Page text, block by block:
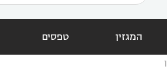
המגזין טפסים